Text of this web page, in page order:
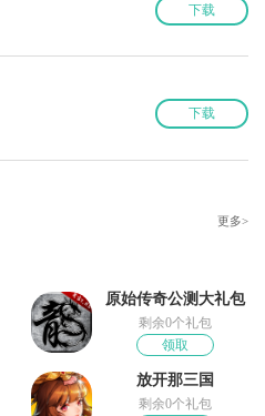
下载
下载
更多>
原始传奇公测大礼包
剩余0个礼包
领取
放开那三国
剩余0个礼包